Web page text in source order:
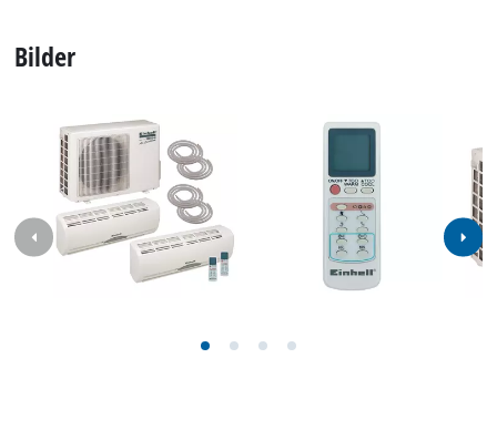
Unser Service Center in Deutschland
Wenden Sie Sich im Falle von Fragen zu Produkten
oder zum Service von iSC an uns - wir helfen Ihnen
gerne weiter.
In Deutschland und Österreich erhalten Sie
Kontaktdaten finden Sie über